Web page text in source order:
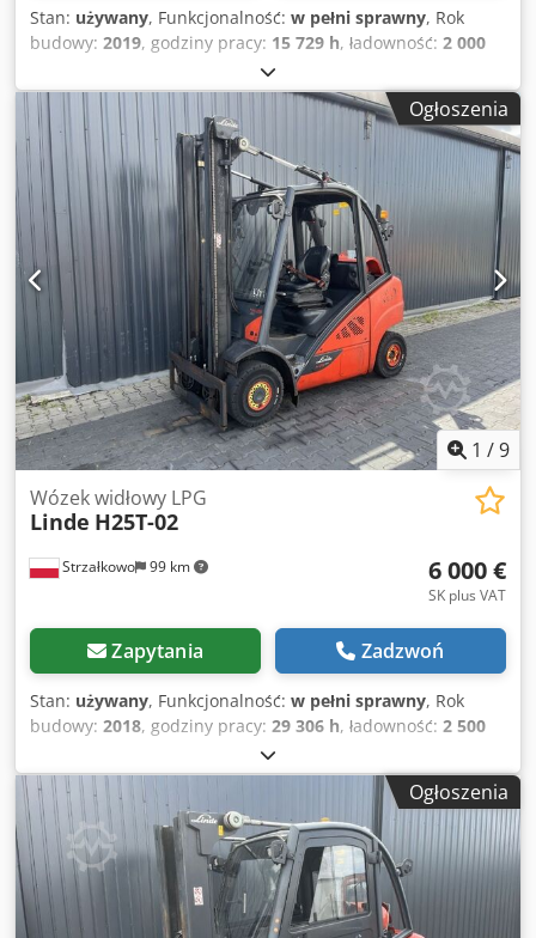
Stan: używany, Funkcjonalność: w pełni sprawny, Rok
budowy: 2019, godziny pracy: 15 729 h, ładowność: 2 000
3 850 mm
typ masztu:Simplex, wysokość konstrukcyjna:2 546 mm,
typ napędu:
Treibgas, Wózek widłowy na gaz płynny Klasa
ISO: Klasa ISO 2 = 1.000 - 2.500 kg Typ masztu:
Standardowy Stan: Gotowy do pracy i w pełni sprawny Stan
techniczny: dobry Crsdpfezri S Dox Aqqef Przesuw boczny,
rozstaw wideł, trzeci zawór, czwarty zawór,
Ogłoszenia
1 /9
Strzałkowo 99 km
Wózek widłowy LPG
Linde H25T-02
6 000 €
SK plus VAT
Zapytania Zadzwoń
Stan: używany, Funkcjonalność: w pełni sprawny, Rok
budowy: 2018, godziny pracy: 29 306 h, ładowność: 2 500
4 050 mm
typ masztu:Simplex, wysokość konstrukcyjna:2 677 mm,
typ napędu: Treibgas
, Wózki widłowe LPG Klasa ISO: Klasa
ISO 2 = 1000 - 2500 kg Typ masztu: Standardowy Stan:
gotowy do użycia i w pełni funkcjonalny Stan techniczny:
dobry Cedpfx Aqezri Skoqorf Opis: Półkabina 3. zawór, 4.
zawór,
Ogłoszenia